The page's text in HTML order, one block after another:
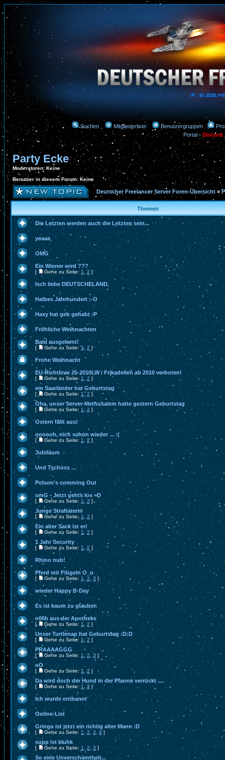
Suchen Mitgliederliste Benutzergruppen
Portal-Discord
Party Ecke
Moderatoren: Keine
Benutzer in diesem Forum: Keine
Deutscher Freelancer Server Foren-Übersicht »
Themen
Die Letzten werden auch die Letzten sein...
yeaaa
OMG
Ein Wiener wird ???
[ Gehe zu Seite: 1 2 ]
Isch liebe DEUTSCHELAND
Halbes Jahrhundert :-O
Haxy hat geb gehabt :P
Fröhliche Weihnachten
Bald ausgelernt!
[ Gehe zu Seite:1 2 ]
Frohe Weihnacht
EU-Richtlinie 25-2010LW / Frikadellen ab 2010 verboten!
[ Gehe zu Seite: 1 2 ]
ein Saarländer hat Geburtstag
[ Gehe zu Seite: 1 , 2]
Oha, unser Server-Methusalem hatte gestern Geburtstag
[ Gehe zu Seite: 1 , 2 ]
Ostern fällt aus!
oooooh, nich schon wieder ... :(
[ Gehe zu Seite: 1 ,2]
Jubiläum
Und Tschüss ...
Poison's comming Out
omG - Jetzt gehts los =D
[ Gehe zu Seite: 1 2]
Junge Straftäterin
[ Gehe zu Seite: 1 2 ]
Ein alter Sack ist er!
[ Gehe zu Seite: 1 ,2 ]
1 Jahr Security
[ Gehe zu Seite: 1 2 ]
Rhino nub!
Pferd mit Flügeln O_o
[ Gehe zu Seite: 1 2 3 ]
wieder Happy B-Day
Es ist kaum zu glauben
n00b aus der Apotheke
[ Gehe zu Seite: 1 ,2 ]
Unser Turtlenap hat Geburtstag :D:D
[ Gehe zu Seite: 1 ,2 ]
PRAAAAGGG
[ Gehe zu Seite: 1 2 3 ]
oO
[ Gehe zu Seite: 1 2 ]
Da wird doch der Hund in der Pfanne verrückt ....
[ Gehe zu Seite: 1 2 ]
Ich wurde entbannt
Online-List
Gringo ist jetzt ein richtig alter Mann :D
[ Gehe zu Seite: 1 2 3 ,4 ]
supp ist kluhk
[ Gehe zu Seite: 1 2, 3 ]
So eine Unverschämtheit...